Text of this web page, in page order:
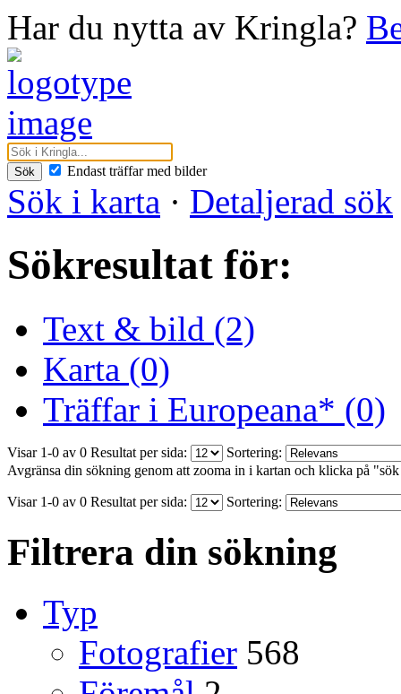
Har du nytta av Kringla?
Sök Endast träffar med bilder
Sök i karta · Detaljerad sök
Sökresultat för:
Text & bild (2)
Karta (0)
Träffar i Europeana* (0)
Visar 1-0 av 0 Resultat per sida:
Sortering:
Avgränsa din sökning genom att zooma in i kartan och klicka på
Visar 1-0 av 0 Resultat per sida: Sortering:
Filtrera din sökning
Typ
Fotografier 568